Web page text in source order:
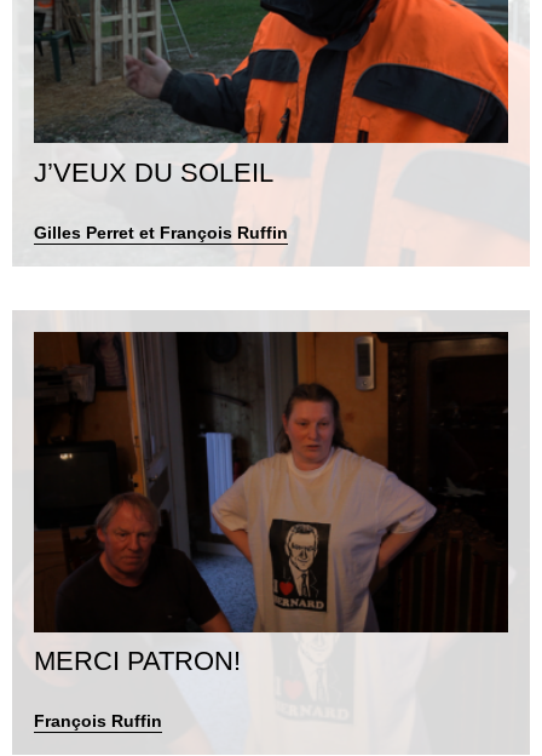
J’VEUX DU SOLEIL
Gilles Perret et François Ruffin
MERCI PATRON!
François Ruffin